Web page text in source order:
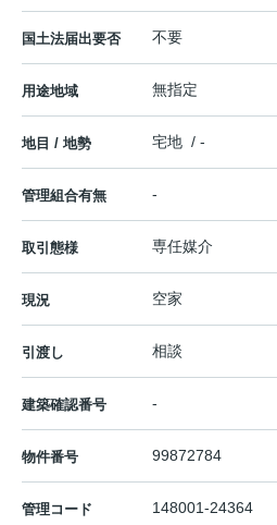
国土法届出要否 不要
用途地域 無指定
地目 / 地勢 宅地 / -
管理組合有無 -
取引態様 専任媒介
現況 空家
引渡し 相談
建築確認番号 -
物件番号 99872784
管理コード 148001-24364